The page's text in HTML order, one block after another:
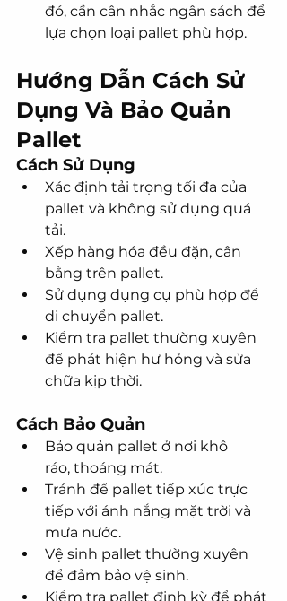
đó, cần cân nhắc ngân sách để
lựa chọn loại pallet phù hợp.
Hướng Dẫn Cách Sử
Dụng Và Bảo Quản
Pallet
Cách Sử Dụng
Xác định tải trọng tối đa của
pallet và không sử dụng quá
tải.
Xếp hàng hóa đều đặn, cân
bằng trên pallet.
Sử dụng dụng cụ phù hợp để
di chuyển pallet.
Kiểm tra pallet thường xuyên
để phát hiện hư hỏng và sửa
chữa kịp thời.
Cách Bảo Quản
Bảo quản pallet ở nơi khô
ráo, thoáng mát.
Tránh để pallet tiếp xúc trực
tiếp với ánh nắng mặt trời và
mưa nước.
Vệ sinh pallet thường xuyên
để đảm bảo vệ sinh.
Kiểm tra pallet định kỳ để phát